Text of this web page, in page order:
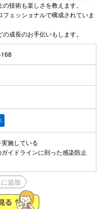
技術も楽しさを教えます。
フェッショナルで構成されていま
成長のお手伝いもします。
施している
イドラインに則った感染防止
追加